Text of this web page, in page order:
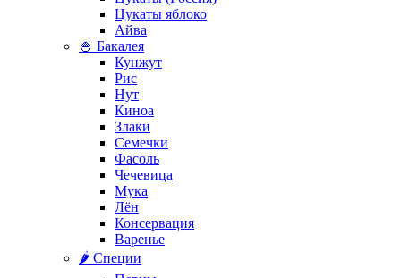
Цукаты яблоко
Айва
🍚 Бакалея
Кунжут
Рис
Нут
Киноа
Злаки
Семечки
Фасоль
Чечевица
Мука
Лён
Консервация
Варенье
🌶️ Специи